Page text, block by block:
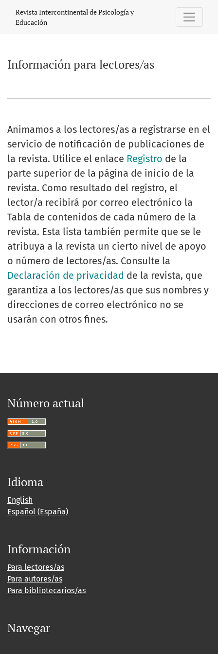
Revista Intercontinental de Psicología y
Educación
Información para lectores/as
Animamos a los lectores/as a registrarse en el
servicio de notificación de publicaciones de
la revista. Utilice el enlace Registro de la
parte superior de la página de inicio de la
revista. Como resultado del registro, el
lector/a recibirá por correo electrónico la
Tabla de contenidos de cada número de la
revista. Esta lista también permite que se le
atribuya a la revista un cierto nivel de apoyo
o número de lectores/as. Consulte la
Declaración de privacidad de la revista, que
garantiza a los lectores/as que sus nombres y
direcciones de correo electrónico no se
usarán con otros fines.
Número actual
Idioma
English
Español (España)
Información
Para lectores/as
Para autores/as
Para bibliotecarios/as
Navegar